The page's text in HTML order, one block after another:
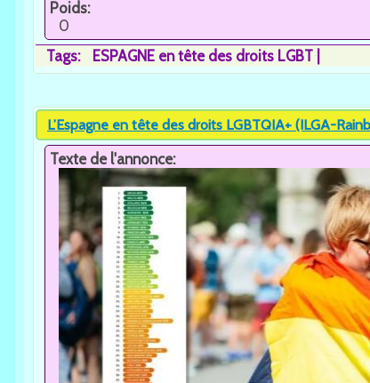
Poids:
0
Tags:
ESPAGNE en tête des droits LGBT
L’Espagne en tête des droits LGBTQIA+ (ILGA-
Texte de l'annonce: